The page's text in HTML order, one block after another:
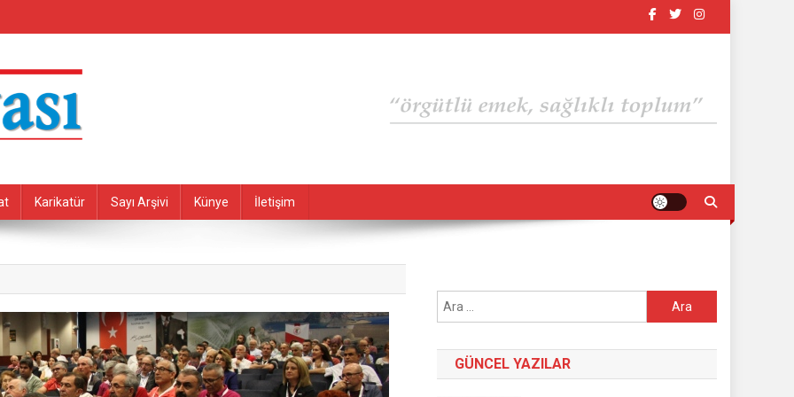
Karikatür Sayı Arşivi Künye İletişim
Arama:
GÜNCEL YAZILAR